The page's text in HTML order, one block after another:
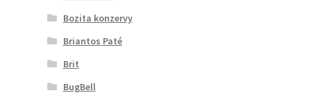
Bozita konzervy
Briantos Paté
Brit
BugBell